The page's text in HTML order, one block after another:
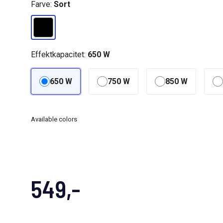
549,-
Farve: Sort
Effektkapacitet: 650 W
650 W 750 W 850 W
Available colors